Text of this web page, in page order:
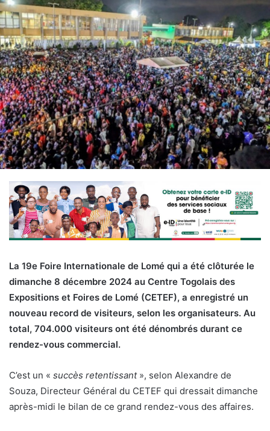
La 19e Foire Internationale de Lomé qui a été clôturée le
dimanche 8 décembre 2024 au Centre Togolais des
Expositions et Foires de Lomé (CETEF), a enregistré un
nouveau record de visiteurs, selon les organisateurs. Au
total, 704.000 visiteurs ont été dénombrés durant ce
rendez-vous commercial.
C’est un « succès retentissant», selon Alexandre de
Souza, Directeur Général du CETEF qui dressait dimanche
après-midi le bilan de ce grand rendez-vous des affaires.